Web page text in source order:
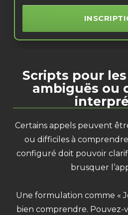
Scripts pour
ambiguës ou
Certains appels peuvent
ou difficiles à
configuré doit pouvoir
brusquer
Une formulation comme «
bien comprendre. Pouvez-